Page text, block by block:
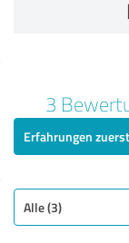
4,80 von 5
Qualität
Untersuchung
3
Erfahrungen zuerst
Alle (3)